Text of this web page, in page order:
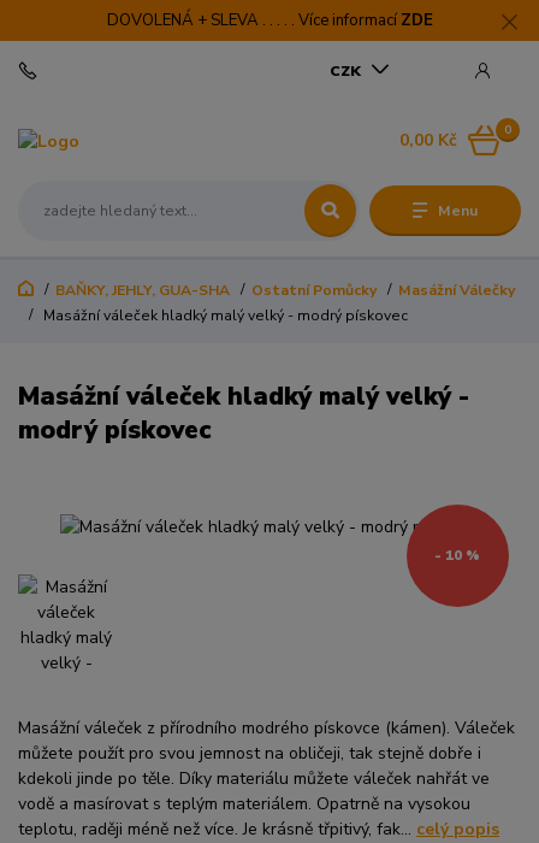
DOVOLENÁ + SLEVA . . . . . Více informací ZDE
Menu
CZK
0
0,00 Kč
BAŇKY, JEHLY, GUA-SHA Ostatní Pomůcky
Masážní Válečky
Masážní váleček hladký malý velký - modrý pískovec
Masážní váleček hladký malý velký -
modrý pískovec
- 10 %
Masážní váleček z přírodního modrého pískovce (kámen). Váleček
můžete použít pro svou jemnost na obličeji, tak stejně dobře i
kdekoli jinde po těle. Díky materiálu můžete váleček nahřát ve
vodě a masírovat s teplým materiálem. Opatrně na vysokou
teplotu, raději méně než více. Je krásně třpitivý, fak... celý popis